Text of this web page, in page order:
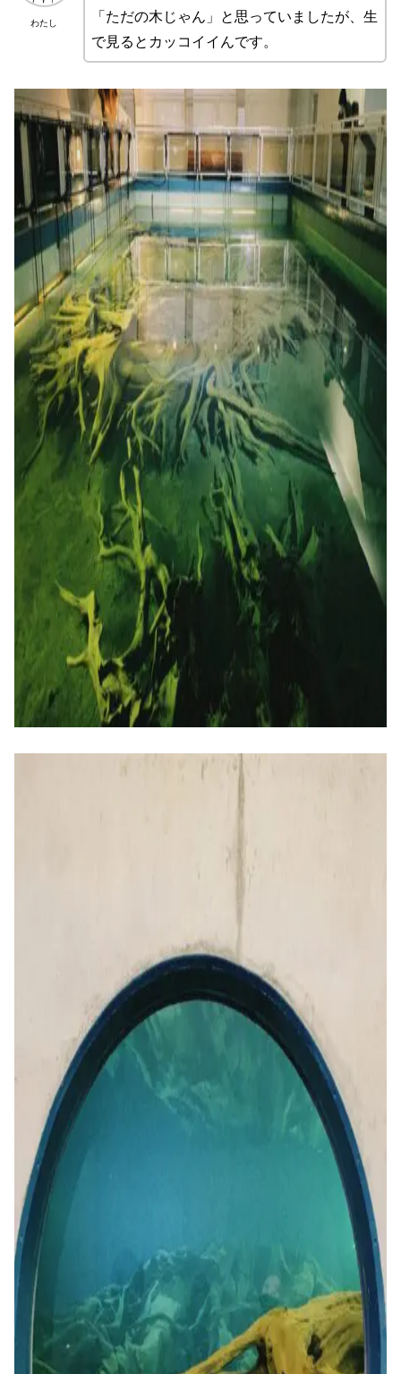
わたし
「ただの木じゃん」と思っていましたが、生
で見るとカッコイイんです。